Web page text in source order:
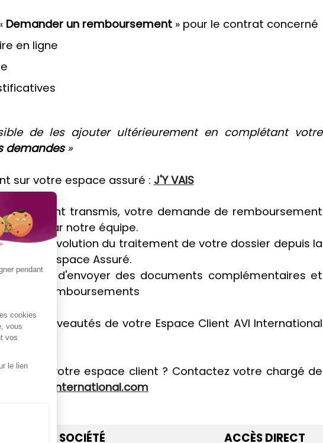
Demander un remboursement» pour le contrat concerné
en ligne
de les ajouter ultérieurement en complétant votre
demandes»
sur votre espace assuré : J'Y VAIS
sont transmis, votre demande de remboursement
délais par notre équipe.
suivre l'évolution du traitement de votre dossier depuis la
sur votre Espace Assuré.
: d'envoyer des documents complémentaires et
des Remboursements
les nouveautés de votre Espace Client AVI International
à votre espace client ? Contactez votre chargé de
fr@avi-international.com
SOCIÉTÉ ACCÈS DIRECT